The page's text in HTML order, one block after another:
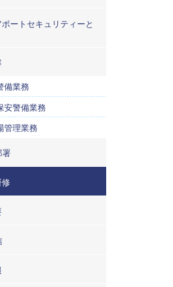
ートセキュリティーと
備業務
安警備業務
管理業務
署
修